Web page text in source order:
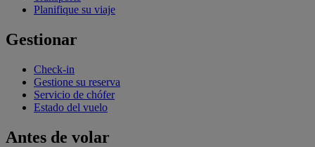
Planifique su viaje
Gestionar
Check-in
Gestione su reserva
Servicio de chófer
Estado del vuelo
Antes de volar